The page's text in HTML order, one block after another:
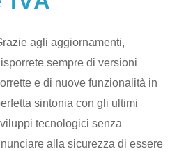
agli aggiornamenti,
sempre di versioni
e di nuove funzionalità in
sintonia con gli ultimi
tecnologici senza
alla sicurezza di essere